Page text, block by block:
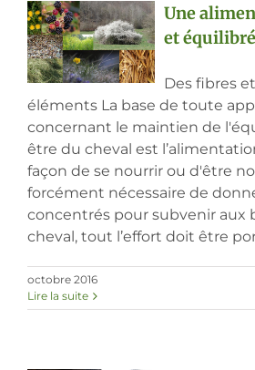
Une
et
Des fibres
éléments La base de toute
concernant le maintien de
être du cheval est
façon de se nourrir ou d'être
forcément nécessaire de
concentrés pour subvenir aux
cheval, tout l’effort doit être
octobre 2016
Lire la suite